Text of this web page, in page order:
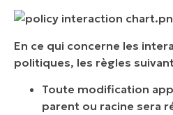
En ce qui concerne les
politiques, les règles
Toute modification
parent ou racine sera